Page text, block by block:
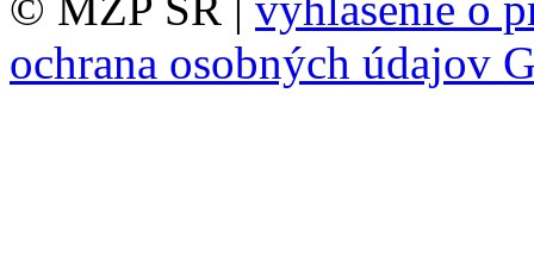
ochrana osobných údajov